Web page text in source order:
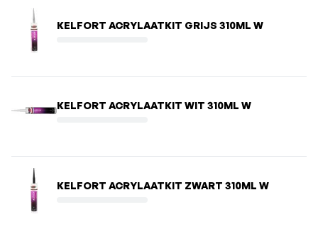
KELFORT ACRYLAATKIT GRIJS 310ML W
KELFORT ACRYLAATKIT WIT 310ML W
KELFORT ACRYLAATKIT ZWART 310ML W